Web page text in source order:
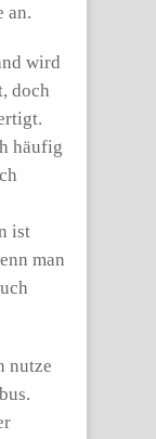
an.
wird
doch
häufig
ist
man
nutze